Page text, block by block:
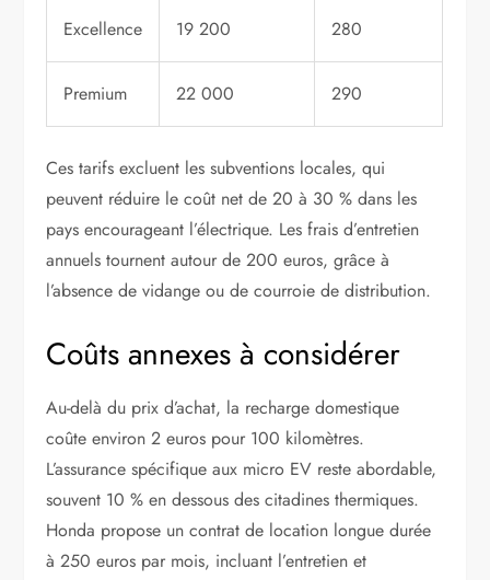
Excellence 19 200 280
Premium 22 000 290
Ces tarifs excluent les subventions locales, qui
peuvent réduire le coût net de 20 à 30 % dans les
pays encourageant l’électrique. Les frais d’entretien
annuels tournent autour de 200 euros, grâce à
l’absence de vidange ou de courroie de distribution.
Coûts annexes à considérer
Au-delà du prix d’achat, la recharge domestique
coûte environ 2 euros pour 100 kilomètres.
L’assurance spécifique aux micro EV reste abordable,
souvent 10 % en dessous des citadines thermiques.
Honda propose un contrat de location longue durée
à 250 euros par mois, incluant l’entretien et